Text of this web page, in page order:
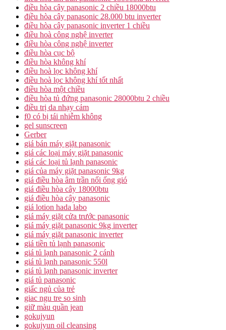
điều hòa cây panasonic 2 chiều 18000btu
điều hòa cây panasonic 28.000 btu inverter
điều hòa cây panasonic inverter 1 chiều
điều hoà công nghệ inverter
điều hòa công nghệ inverter
điều hòa cục bộ
điều hòa không khí
điều hoà lọc không khí
điều hoà lọc không khí tốt nhất
điều hòa một chiều
điều hòa tủ đứng panasonic 28000btu 2 chiều
điều trị da nhạy cảm
f0 có bị tái nhiễm không
gel sunscreen
Gerber
giá bán máy giặt panasonic
giá các loại máy giặt panasonic
giá các loại tủ lạnh panasonic
giá của máy giặt panasonic 9kg
giá điều hòa âm trần nối ống gió
giá điều hòa cây 18000btu
giá điều hòa cây panasonic
giá lotion hada labo
giá máy giặt cửa trước panasonic
giá máy giặt panasonic 9kg inverter
giá máy giặt panasonic inverter
giá tiền tủ lạnh panasonic
giá tủ lạnh panasonic 2 cánh
giá tủ lạnh panasonic 550l
giá tủ lạnh panasonic inverter
giá tủ panasonic
giấc ngủ của trẻ
giac ngu tre so sinh
giữ màu quần jean
gokujyun
gokujyun oil cleansing